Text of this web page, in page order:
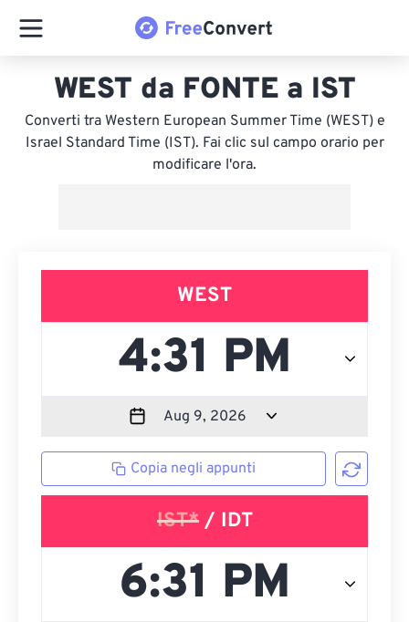
WEST da FONTE a IST
Converti tra Western European Summer Time (WEST) e
Israel Standard Time (IST). Fai clic sul campo orario per
modificare l'ora.
WEST
Copia negli appunti
IST*/ IDT